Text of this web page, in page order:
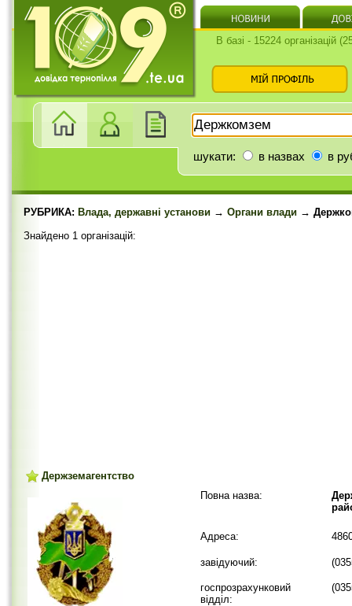
В базі - 15224 організацій
шукати: в назвах в
РУБРИКА: Влада, державні установи → Органи влади →
Знайдено 1 організацій:
Держземагентство
Повна назва:
Адреса:
завідуючий:
госпрозрахунковий
відділ: